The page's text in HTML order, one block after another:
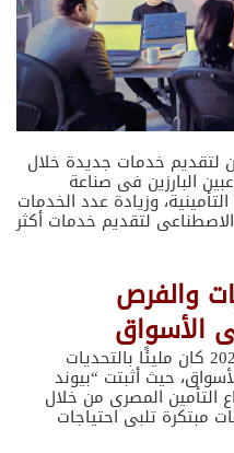
لتقديم خدمات جديدة خلال
البارزين فى صناعة
وزيادة عدد الخدمات
لتقديم خدمات أكثر
والفرص
الأسواق
وقالت الشركة، فى بيان، إن عام 2024 كان مليئًا بالتحديات
حيث أثبتت “بيوند
التأمين المصرى من خلال
مبتكرة تلبى احتياجات